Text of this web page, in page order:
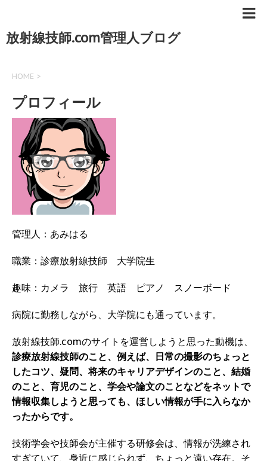
放射線技師.com管理人ブログ
HOME >
プロフィール
管理人：あみはる
職業：診療放射線技師 大学院生
趣味：カメラ 旅行 英語 ピアノ スノーボード
病院に勤務しながら、大学院にも通っています。
放射線技師.comのサイトを運営しようと思った動機は、
診療放射線技師のこと、例えば、日常の撮影のちょっと
したコツ、疑問、将来のキャリアデザインのこと、結婚
のこと、育児のこと、学会や論文のことなどをネットで
情報収集しようと思っても、ほしい情報が手に入らなか
ったからです。
技術学会や技師会が主催する研修会は、情報が洗練され
すぎていて、身近に感じられず、ちょっと遠い存在。そ